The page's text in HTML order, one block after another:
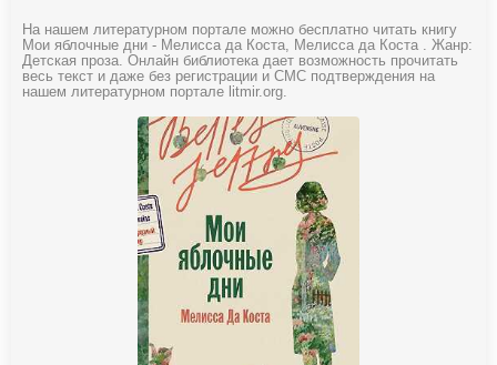
На нашем литературном портале можно бесплатно читать книгу
Мои яблочные дни - Мелисса да Коста, Мелисса да Коста . Жанр:
Детская проза. Онлайн библиотека дает возможность прочитать
весь текст и даже без регистрации и СМС подтверждения на
нашем литературном портале litmir.org.